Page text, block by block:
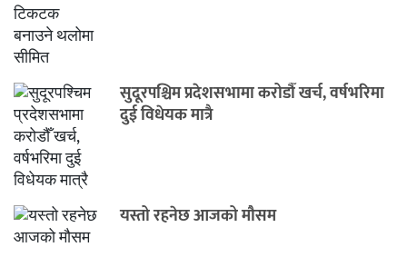
सुदूरपश्चिम प्रदेशसभामा करोडौँ खर्च, वर्षभरिमा
दुई विधेयक मात्रै
यस्तो रहनेछ आजको मौसम